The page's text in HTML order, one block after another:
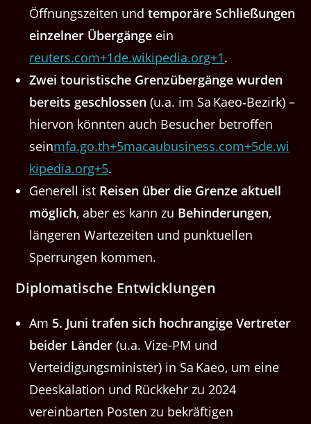
Öffnungszeiten undtemporäre Schließungen
einzelner Übergänge ein
reuters.com+1de.wikipedia.org+1.
Zwei touristische Grenzübergänge wurden
bereits geschlossen (u.a. im Sa Kaeo‑Bezirk) –
hiervon könnten auch Besucher betroffen
seinmfa.go.th+5macaubusiness.com+5de.wi
kipedia.org+5.
Generell ist Reisen über die Grenze aktuell
möglich, aber es kann zu Behinderungen,
längeren Wartezeiten und punktuellen
Sperrungen kommen.
Diplomatische Entwicklungen
Am 5. Juni trafen sich hochrangige Vertreter
beider Länder (u.a. Vize-PM und
Verteidigungsminister) in Sa Kaeo, um eine
Deeskalation und Rückkehr zu 2024
vereinbarten Posten zu bekräftigen